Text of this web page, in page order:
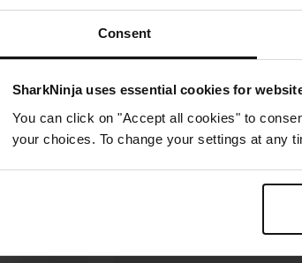
Consent
SharkNinja uses essential cookies for
You can click on "Accept all cookies" to
your choices. To change your settings at any